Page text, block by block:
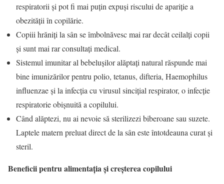
respiratorii și pot fi mai puțin expuși riscului de apariție a
obezității în copilărie.
Copiii hrăniți la sân se îmbolnăvesc mai rar decât ceilalți copii
și sunt mai rar consultați medical.
Sistemul imunitar al bebelușilor alăptați natural răspunde mai
bine imunizărilor pentru polio, tetanus, difteria, Haemophilus
influenzae și la infecția cu virusul sincițial respirator, o infecție
respiratorie obișnuită a copilului.
Când alăptezi, nu ai nevoie să sterilizezi biberoane sau suzete.
Laptele matern preluat direct de la sân este întotdeauna curat și
steril.
Beneficii pentru alimentația și creșterea copilului